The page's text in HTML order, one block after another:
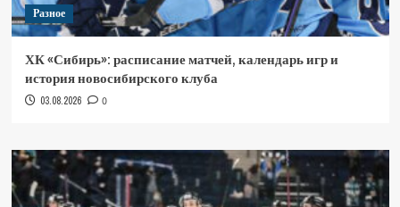
Разное
ХК «Сибирь»: расписание матчей, календарь игр и
история новосибирского клуба
03.08.2026 0